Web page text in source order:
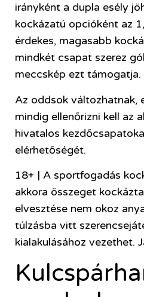
irányként a dupla esély
kockázatú opcióként az
érdekes, magasabb
mindkét csapat szerez
meccskép ezt támogatja.
Az oddsok változhatnak,
mindig ellenőrizni kell az
hivatalos
elérhetőségét.
18+ | A sportfogadás
akkora összeget
elvesztése nem okoz
túlzásba vitt
kialakulásához vezethet.